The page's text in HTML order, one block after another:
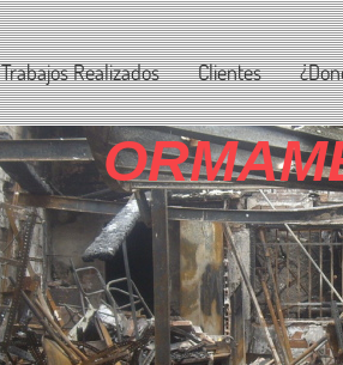
Trabajos Realizados Clientes